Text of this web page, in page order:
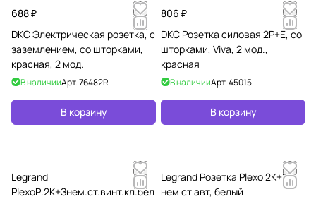
688 ₽
DKC Электрическая розетка, с
заземлением, со шторками,
красная, 2 мод.
В наличииАрт.76482R
В корзину
806 ₽
DKC Розетка силовая 2Р+Е, со
шторками, Viva, 2 мод.,
красная
В наличииАрт.45015
В корзину
Legrand
PlexoР.2К+Знем.ст.винт.кл.бел
Legrand Розетка Plexo 2К+З
нем ст авт, белый